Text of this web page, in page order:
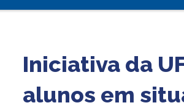
Iniciativa da
alunos em